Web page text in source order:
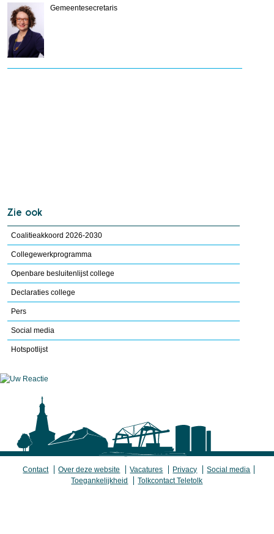
Gemeentesecretaris
Zie ook
Coalitieakkoord 2026-2030
Collegewerkprogramma
Openbare besluitenlijst college
Declaraties college
Pers
Social media
Hotspotlijst
Contact Over deze website Vacatures Privacy
Social media
Toegankelijkheid
Tolkcontact Teletolk